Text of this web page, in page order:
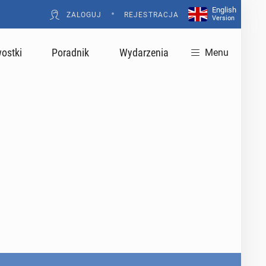
ZALOGUJ • REJESTRACJA
English
Version
Poradnik Wydarzenia Menu